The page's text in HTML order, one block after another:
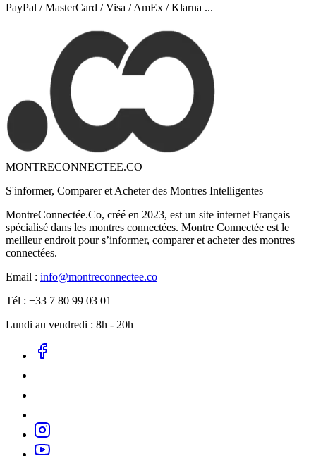
PayPal / MasterCard / Visa / AmEx / Klarna ...
MONTRECONNECTEE.CO
S'informer, Comparer et Acheter des Montres Intelligentes
MontreConnectée.Co, créé en 2023, est un site internet Français
spécialisé dans les montres connectées. Montre Connectée est le
meilleur endroit pour s’informer, comparer et acheter des montres
connectées.
Email : info@montreconnectee.co
Tél : +33 7 80 99 03 01
Lundi au vendredi : 8h - 20h